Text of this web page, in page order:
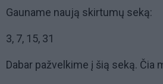
Gauname naują skirtumų seką:
3, 7, 15, 31
Dabar pažvelkime į šią seką. Čia